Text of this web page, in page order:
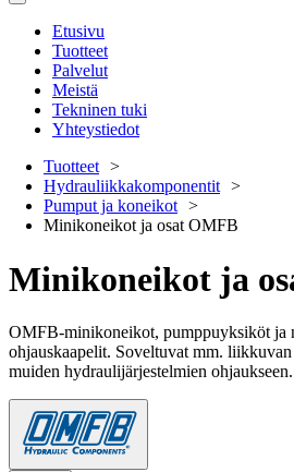
Etusivu
Tuotteet
Palvelut
Meistä
Tekninen tuki
Yhteystiedot
Tuotteet
Hydrauliikkakomponentit
Pumput ja koneikot
Minikoneikot ja osat OMFB
Minikoneikot ja
OMFB-minikoneikot, pumppuyksiköt ja
ohjauskaapelit. Soveltuvat mm.
muiden hydraulijärjestelmien ohjaukseen.